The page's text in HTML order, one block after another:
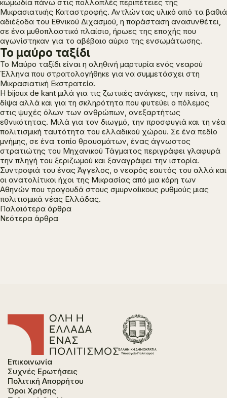
κωμωδία πάνω στις πολλαπλές περιπέτειες της
Μικρασιατικής Καταστροφής. Αντλώντας υλικό από τα βαθιά
αδιέξοδα του Εθνικού Διχασμού, η παράσταση ανασυνθέτει,
σε ένα μυθοπλαστικό πλαίσιο, ήρωες της εποχής που
αγωνίστηκαν για το αβέβαιο αύριο της ενσωμάτωσης.
Το μαύρο ταξίδι
Το Μαύρο ταξίδι είναι η αληθινή μαρτυρία ενός νεαρού
Έλληνα που στρατολογήθηκε για να συμμετάσχει στη
Μικρασιατική Εκστρατεία.
Η bijoux de kant μιλά για τις ζωτικές ανάγκες, την πείνα, τη
δίψα αλλά και για τη σκληρότητα που φυτεύει ο πόλεμος
στις ψυχές όλων των ανθρώπων, ανεξαρτήτως
εθνικότητας. Μιλά για τον διωγμό, την προσφυγιά και τη νέα
πολιτισμική ταυτότητα του ελλαδικού χώρου. Σε ένα πεδίο
μνήμης, σε ένα τοπίο θραυσμάτων, ένας άγνωστος
στρατιώτης του Μηχανικού Τάγματος περιγράφει γλαφυρά
την πληγή του ξεριζωμού και ξαναγράφει την ιστορία.
Συντροφιά του ένας Άγγελος, ο νεαρός εαυτός του αλλά και
οι ανατολίτικοι ήχοι της Μικρασίας από μια κόρη των
Αθηνών που τραγουδά στους σμυρναίικους ρυθμούς μιας
πολιτισμικά νέας Ελλάδας.
Πλοήγηση
άρθρων
Παλαιότερα άρθρα
Νεότερα άρθρα
Επικοινωνία
Συχνές Ερωτήσεις
Πολιτική Απορρήτου
Όροι Χρήσης